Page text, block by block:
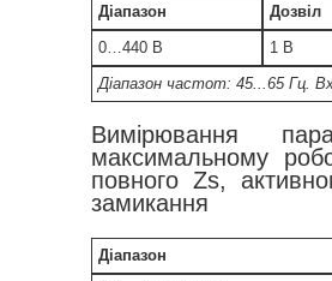
Діапазон
Дозвіл
0…440 В
1 В
Діапазон частот: 45...65 Гц.
Вимірювання
максимальному
повного Zs,
замикання
Діапазон